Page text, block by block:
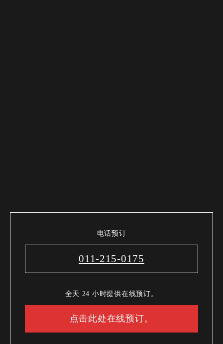
电话预订
011-215-0175
全天 24 小时提供在线预订。
点击此处在线预订。